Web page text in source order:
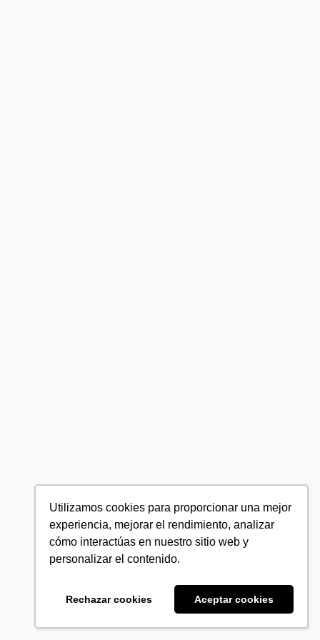
Utilizamos cookies para proporcionar una mejor
experiencia, mejorar el rendimiento, analizar
cómo interactúas en nuestro sitio web y
personalizar el contenido.
Rechazar cookies Aceptar cookies